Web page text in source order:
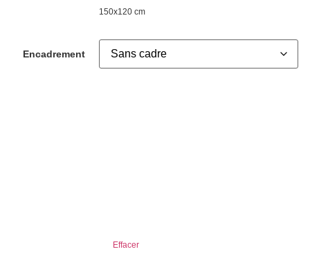
150x120 cm
Encadrement
Effacer